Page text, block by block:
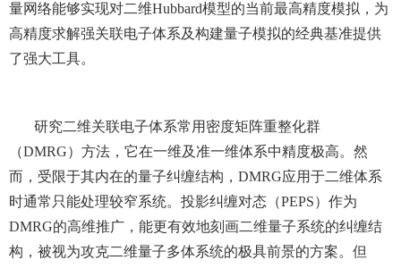
量网络能够实现对二维Hubbard模型的当前最高精度模拟，为
高精度求解强关联电子体系及构建量子模拟的经典基准提供
了强大工具。
研究二维关联电子体系常用密度矩阵重整化群
（DMRG）方法，它在一维及准一维体系中精度极高。然
而，受限于其内在的量子纠缠结构，DMRG应用于二维体系
时通常只能处理较窄系统。投影纠缠对态（PEPS）作为
DMRG的高维推广，能更有效地刻画二维量子系统的纠缠结
构，被视为攻克二维量子多体系统的极具前景的方案。但